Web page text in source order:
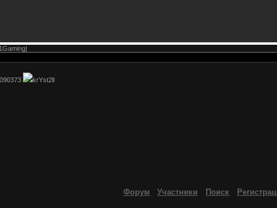
krYst2ll
Форум Участники Поиск